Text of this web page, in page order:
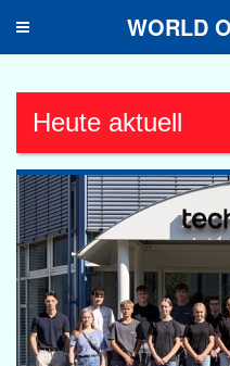
Toggle
WORLD
Heute aktuell